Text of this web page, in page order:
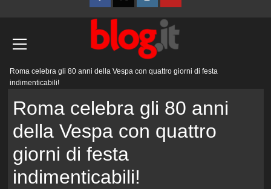
FacebookTwitterInstagramYouTube
principale
Roma celebra gli 80 anni della Vespa con quattro giorni di festa
indimenticabili!
Roma celebra gli 80 anni
della Vespa con quattro
giorni di festa
indimenticabili!